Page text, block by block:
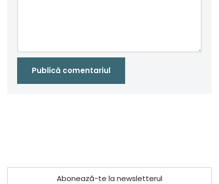
Abonează-te la newsletterul